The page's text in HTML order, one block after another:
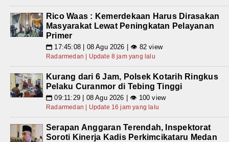
Rico Waas : Kemerdekaan Harus Dirasakan
Masyarakat Lewat Peningkatan Pelayanan
Primer
📅 17:45:08 | 08 Agu 2026 | 👁 82 view
Radarmedan | Update 8 jam yang lalu
Kurang dari 6 Jam, Polsek Kotarih Ringkus
Pelaku Curanmor di Tebing Tinggi
📅 09:11:29 | 08 Agu 2026 | 👁 100 view
Radarmedan | Update 16 jam yang lalu
Serapan Anggaran Terendah, Inspektorat
Soroti Kinerja Kadis Perkimcikataru Medan